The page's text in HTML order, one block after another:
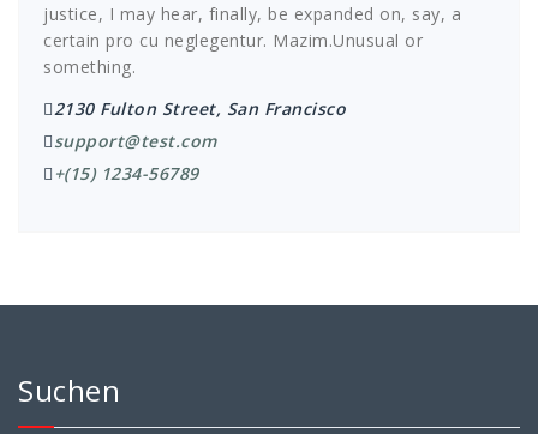
justice, I may hear, finally, be expanded on, say, a
certain pro cu neglegentur. Mazim.Unusual or
something.
2130 Fulton Street, San Francisco
support@test.com
+(15) 1234-56789
Suchen